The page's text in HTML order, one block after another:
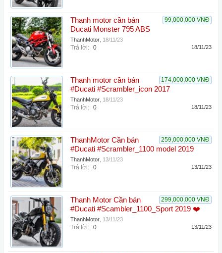
99,000,000 VNĐ
Thanh motor cần bán
Ducati Monster 795 ABS
ThanhMotor 18/11/23
Trả lời: 0 18/11/23
174,000,000 VNĐ
Thanh motor cần bán
#Ducati #Scrambler_icon 2017
ThanhMotor 18/11/23
Trả lời: 0 18/11/23
259,000,000 VNĐ
ThanhMotor Cần bán
#Ducati #Scrambler_1100 model 2019
ThanhMotor 13/11/23
Trả lời: 0 13/11/23
299,000,000 VNĐ
Thanh Motor Cần bán
#Ducati #Scambler_1100_Sport 2019 ❤️
ThanhMotor 13/11/23
Trả lời: 0 13/11/23